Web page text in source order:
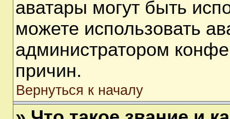
аватары могут быть
можете использовать
администратором
причин.
Вернуться к началу